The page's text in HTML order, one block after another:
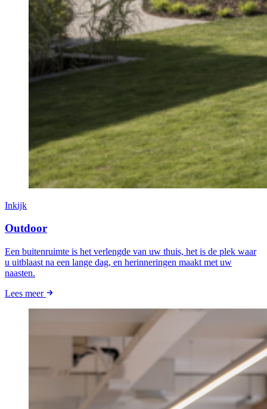
Inkijk
Outdoor
Een buitenruimte is het verlengde van uw thuis, het is de plek waar
u uitblaast na een lange dag, en herinneringen maakt met uw
naasten.
Lees meer